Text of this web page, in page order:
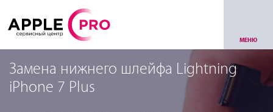
МЕНЮ
Замена нижнего шлейфа Lightning
iPhone 7 Plus